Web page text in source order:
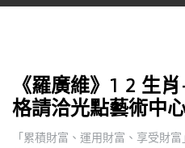
《羅廣維》1 2 生
格請洽光點藝術中
「累積財富、運用財富、享受財